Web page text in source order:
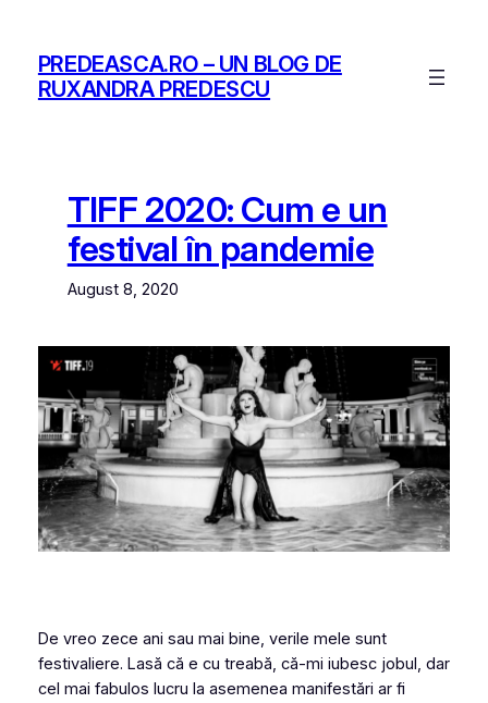
contentPREDEASCA.RO – UN BLOG DE
RUXANDRA PREDESCU
TIFF 2020: Cum e un
festival în pandemie
August 8, 2020
De vreo zece ani sau mai bine, verile mele sunt
festivaliere. Lasă că e cu treabă, că-mi iubesc jobul, dar
cel mai fabulos lucru la asemenea manifestări ar fi